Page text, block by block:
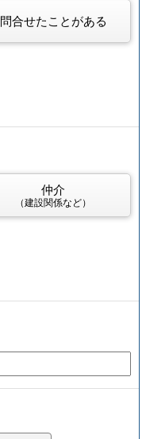
問合せたことがある
仲介
（建設関係など）